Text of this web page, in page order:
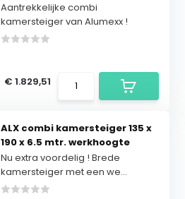
Aantrekkelijke combi
kamersteiger van Alumexx !
€ 1.829,51
ALX combi kamersteiger 135 x
190 x 6.5 mtr. werkhoogte
Nu extra voordelig ! Brede
kamersteiger met een we...